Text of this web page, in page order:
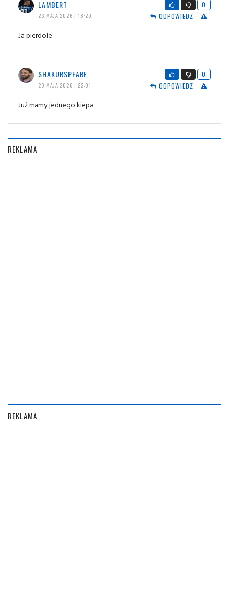
LAMBERT
23 MAJA 2026 | 18:20
0
ODPOWIEDZ
Ja pierdole
SHAKURSPEARE
23 MAJA 2026 | 22:01
0
ODPOWIEDZ
Już mamy jednego kiepa
REKLAMA
REKLAMA